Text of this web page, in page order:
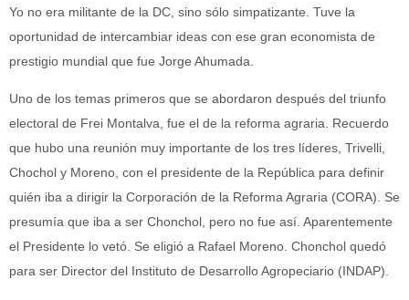
Yo no era militante de la DC, sino sólo simpatizante. Tuve la
oportunidad de intercambiar ideas con ese gran economista de
prestigio mundial que fue Jorge Ahumada.
Uno de los temas primeros que se abordaron después del triunfo
electoral de Frei Montalva, fue el de la reforma agraria. Recuerdo
que hubo una reunión muy importante de los tres líderes, Trivelli,
Chochol y Moreno, con el presidente de la República para definir
quién iba a dirigir la Corporación de la Reforma Agraria (CORA). Se
presumía que iba a ser Chonchol, pero no fue así. Aparentemente
el Presidente lo vetó. Se eligió a Rafael Moreno. Chonchol quedó
para ser Director del Instituto de Desarrollo Agropeciario (INDAP).